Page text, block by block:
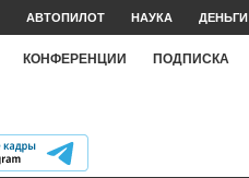
АВТОПИЛОТ НАУКА ДЕНЬГИ
КОНФЕРЕНЦИИ ПОДПИСКА